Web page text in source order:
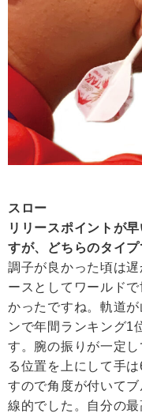
スロー
リリースポイントが
すが、どちらのタイプ
調子が良かった頃は
ースとしてワールド
かったですね。軌道
ンで年間ランキング1
す。腕の振りが一定
る位置を上にして手
すので角度が付いて
線的でした。自分の